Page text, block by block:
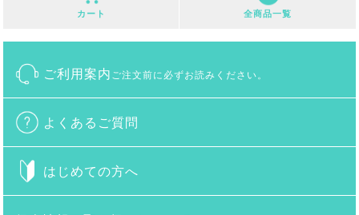
カート 全商品一覧
ご利用案内 ご注文前に必ずお読みください。
よくあるご質問
はじめての方へ